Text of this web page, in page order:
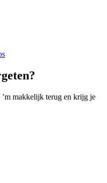
makkelijk terug en krijg je